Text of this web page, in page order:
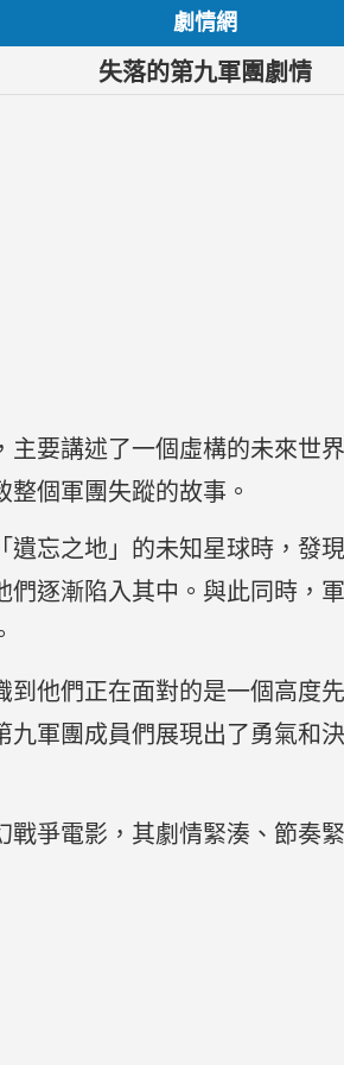
劇情網
失落的第九軍團劇情
要講述了一個虛構的未來世
個軍團失蹤的故事。
忘之地」的未知星球時，發
逐漸陷入其中。與此同時，
到他們正在面對的是一個高度
軍團成員們展現出了勇氣和
爭電影，其劇情緊湊、節奏